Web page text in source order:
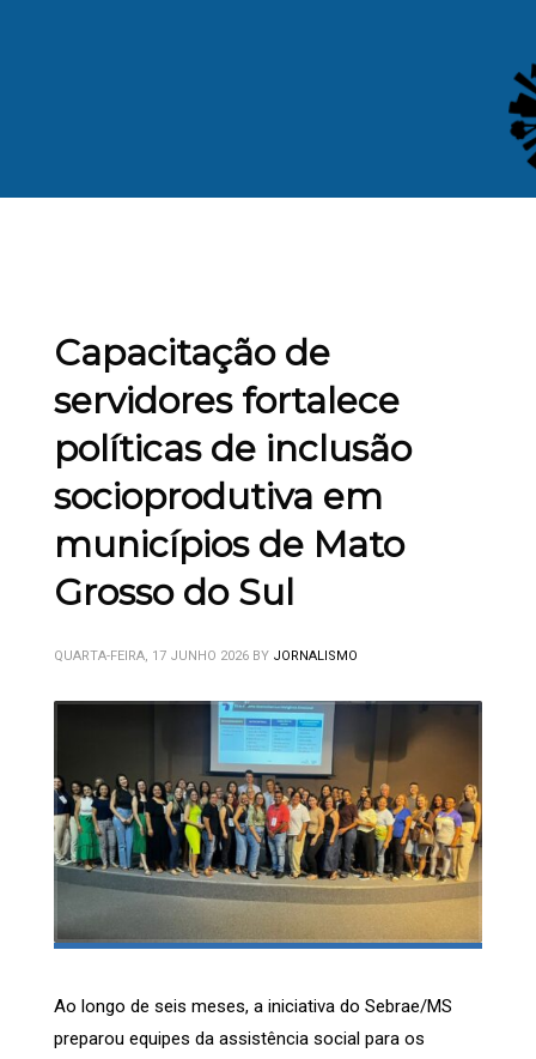
Capacitação de
servidores fortalece
políticas de inclusão
socioprodutiva em
municípios de Mato
Grosso do Sul
QUARTA-FEIRA, 17 JUNHO 2026 BY JORNALISMO
Ao longo de seis meses, a iniciativa do Sebrae/MS
preparou equipes da assistência social para os